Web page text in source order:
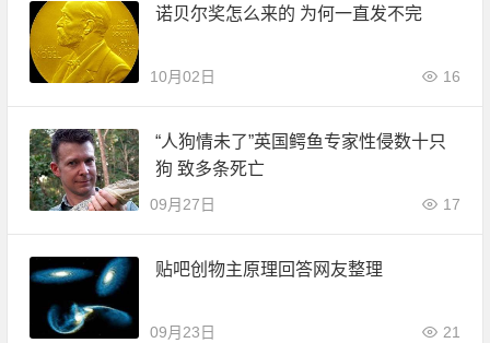
诺贝尔奖怎么来的 为何一直发不完
10月02日 16
“人狗情未了”英国鳄鱼专家性侵数十只
狗 致多条死亡
09月27日 17
贴吧创物主原理回答网友整理
09月23日 21